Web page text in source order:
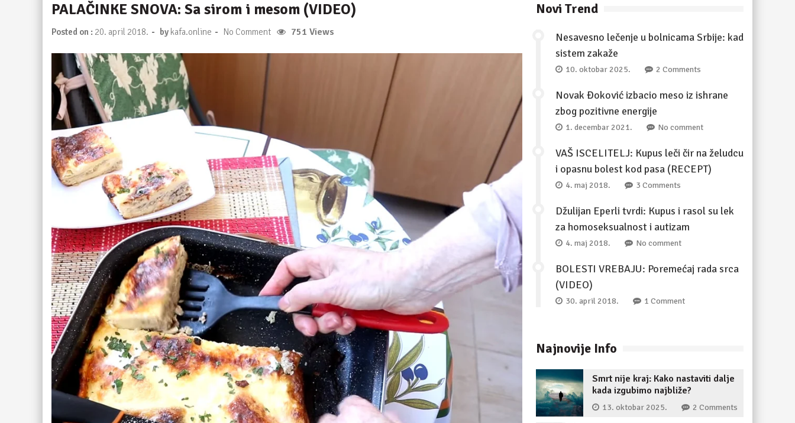
PALAČINKE SNOVA: Sa sirom i mesom (VIDEO)
Posted on : 20. april 2018. - by kafa.online - No Comment 751 Views
Novi Trend
Nesavesno lečenje u bolnicama Srbije: kad
sistem zakaže
10. oktobar 2025. 2 Comments
Novak Đoković izbacio meso iz ishrane
zbog pozitivne energije
1. decembar 2021. No comment
VAŠ ISCELITELJ: Kupus leči čir na želudcu
i opasnu bolest kod pasa (RECEPT)
4. maj 2018. 3 Comments
Džulijan Eperli tvrdi: Kupus i rasol su lek
za homoseksualnost i autizam
4. maj 2018. No comment
BOLESTI VREBAJU: Poremećaj rada srca
(VIDEO)
30. april 2018. 1 Comment
Najnovije Info
Smrt nije kraj: Kako nastaviti dalje
kada izgubimo najbliže?
13. oktobar 2025. 2 Comments